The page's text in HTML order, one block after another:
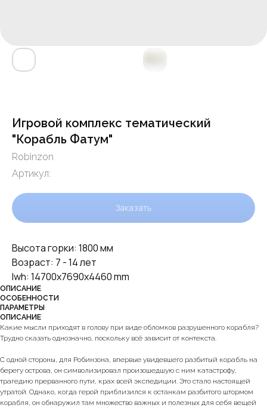
Игровой комплекс тематический
"Корабль Фатум"
Robinzon
Артикул:
Заказать
Высота горки: 1800 мм
Возраст: 7 - 14 лет
lwh: 14700x7690x4460 mm
ОПИСАНИЕ
ОСОБЕННОСТИ
ПАРАМЕТРЫ
ОПИСАНИЕ
Какие мысли приходят в голову при виде обломков разрушенного корабля?
Трудно сказать однозначно, поскольку всё зависит от контекста.
С одной стороны, для Робинзона, впервые увидевшего разбитый корабль на
берегу острова, он символизировал произошедшую с ним катастрофу,
трагедию прерванного пути, крах всей экспедиции. Это стало настоящей
утратой. Однако, когда герой приблизился к останкам разбитого штормом
корабля, он обнаружил там множество важных и полезных для себя вещей